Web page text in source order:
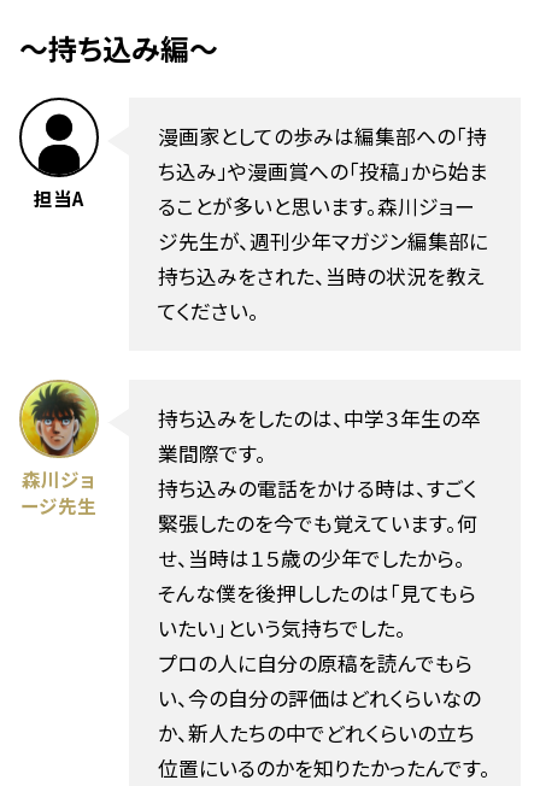
〜持ち込み編〜
担当A
漫画家としての歩みは編集部への「持
ち込み」や漫画賞への「投稿」から始ま
ることが多いと思います。森川ジョー
ジ先生が、週刊少年マガジン編集部に
持ち込みをされた、当時の状況を教え
てください。
森川ジョ
ージ先生
持ち込みをしたのは、中学３年生の卒
業間際です。
持ち込みの電話をかける時は、すごく
緊張したのを今でも覚えています。何
せ、当時は１５歳の少年でしたから。
そんな僕を後押ししたのは「見てもら
いたい」という気持ちでした。
プロの人に自分の原稿を読んでもら
い、今の自分の評価はどれくらいなの
か、新人たちの中でどれくらいの立ち
位置にいるのかを知りたかったんです。